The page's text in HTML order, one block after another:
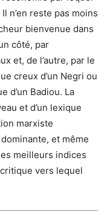
n’en reste pas moins
bienvenue dans
côté, par
et, de l’autre, par le
creux d’un Negri ou
d’un Badiou. La
et d’un lexique
marxiste
et même
meilleurs indices
vers lequel